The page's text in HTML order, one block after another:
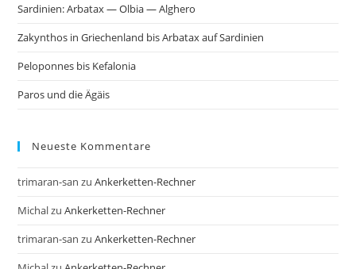
Sardinien: Arbatax — Olbia — Alghero
Zakynthos in Griechenland bis Arbatax auf Sardinien
Peloponnes bis Kefalonia
Paros und die Ägäis
Neueste Kommentare
trimaran-san zuAnkerketten-Rechner
MichalzuAnkerketten-Rechner
trimaran-san zuAnkerketten-Rechner